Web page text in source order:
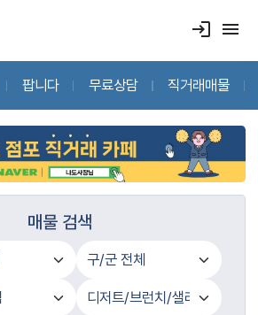
login menu
팝니다 무료상담 직거래매물
매물 검색